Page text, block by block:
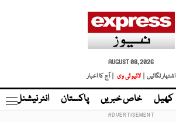
AUGUST 08, 2026
اشتہار لگائیں |
لائیو ٹی وی | آج کا اخبار
کھیل خاص خبریں پاکستان انٹر نیشنل